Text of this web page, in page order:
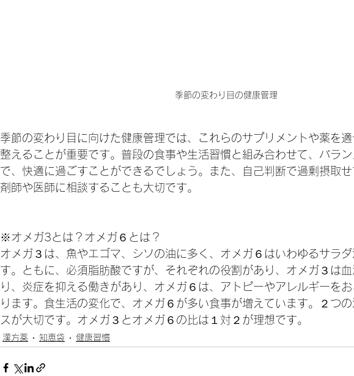
季節の変わり目の健康管理
季節の変わり目に向けた健康管理では、これらのサプリメントや薬を
整えることが重要です。普段の食事や生活習慣と組み合わせて、バラ
で、快適に過ごすことができるでしょう。また、自己判断で過剰摂取
剤師や医師に相談することも大切です。
※オメガ3とは？オメガ６とは？
オメガ３は、魚やエゴマ、シソの油に多く、オメガ６はいわゆるサラ
す。ともに、必須脂肪酸ですが、それぞれの役割があり、オメガ３は
り、炎症を抑える働きがあり、オメガ６は、アトピーやアレルギーを
ります。食生活の変化で、オメガ６が多い食事が増えています。２つ
スが大切です。オメガ３とオメガ６の比は１対２が理想です。
漢方薬 知恵袋 健康習慣